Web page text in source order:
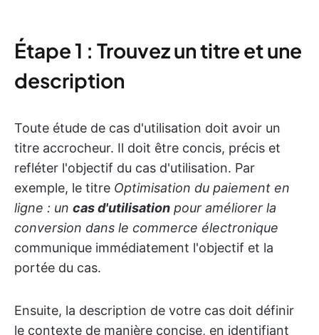
Étape 1 : Trouvez un titre et une
description
Toute étude de cas d'utilisation doit avoir un
titre accrocheur. Il doit être concis, précis et
refléter l'objectif du cas d'utilisation. Par
exemple, le titre Optimisation du paiement en
ligne : un cas d'utilisation pour améliorer la
conversion dans le commerce électronique
communique immédiatement l'objectif et la
portée du cas.
Ensuite, la description de votre cas doit définir
le contexte de manière concise, en identifiant